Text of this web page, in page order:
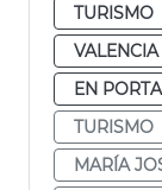
TURISMO
VALENCIA
EN
TURISMO
MARÍA